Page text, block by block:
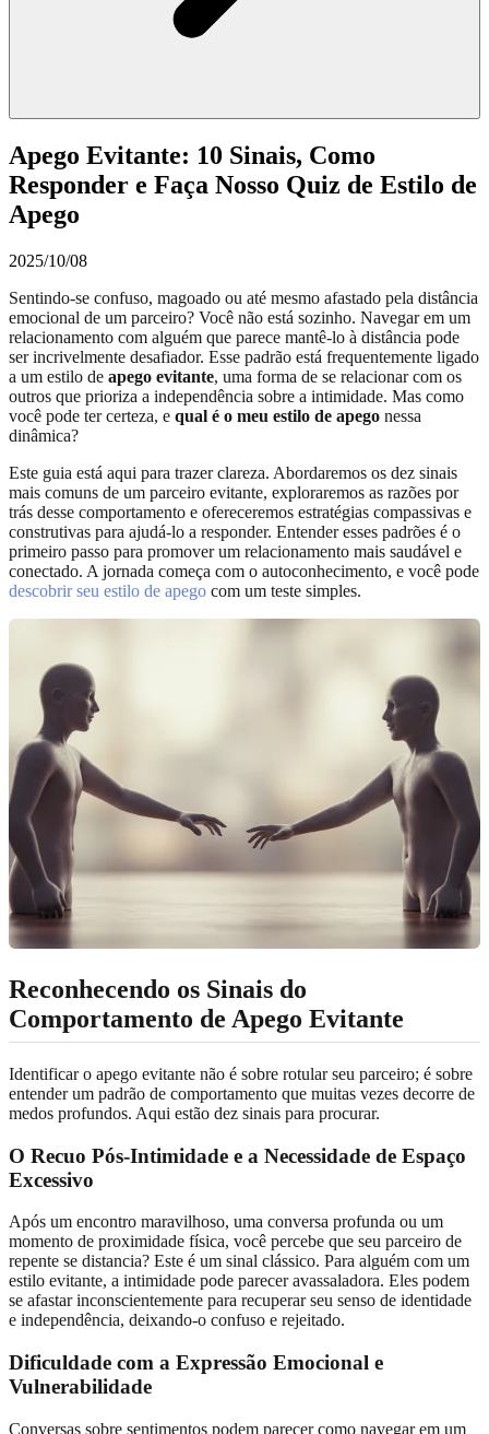
Apego Evitante: 10 Sinais, Como
Responder e Faça Nosso Quiz de Estilo de
Apego
2025/10/08
Sentindo-se confuso, magoado ou até mesmo afastado pela distância
emocional de um parceiro? Você não está sozinho. Navegar em um
relacionamento com alguém que parece mantê-lo à distância pode
ser incrivelmente desafiador. Esse padrão está frequentemente ligado
a um estilo de apego evitante, uma forma de se relacionar com os
outros que prioriza a independência sobre a intimidade. Mas como
você pode ter certeza, e qual é o meu estilo de apego nessa
dinâmica?
Este guia está aqui para trazer clareza. Abordaremos os dez sinais
mais comuns de um parceiro evitante, exploraremos as razões por
trás desse comportamento e ofereceremos estratégias compassivas e
construtivas para ajudá-lo a responder. Entender esses padrões é o
primeiro passo para promover um relacionamento mais saudável e
conectado. A jornada começa com o autoconhecimento, e você pode
descobrir seu estilo de apego com um teste simples.
Reconhecendo os Sinais do
Comportamento de Apego Evitante
Identificar o apego evitante não é sobre rotular seu parceiro; é sobre
entender um padrão de comportamento que muitas vezes decorre de
medos profundos. Aqui estão dez sinais para procurar.
O Recuo Pós-Intimidade e a Necessidade de Espaço
Excessivo
Após um encontro maravilhoso, uma conversa profunda ou um
momento de proximidade física, você percebe que seu parceiro de
repente se distancia? Este é um sinal clássico. Para alguém com um
estilo evitante, a intimidade pode parecer avassaladora. Eles podem
se afastar inconscientemente para recuperar seu senso de identidade
e independência, deixando-o confuso e rejeitado.
Dificuldade com a Expressão Emocional e
Vulnerabilidade
Conversas sobre sentimentos podem parecer como navegar em um